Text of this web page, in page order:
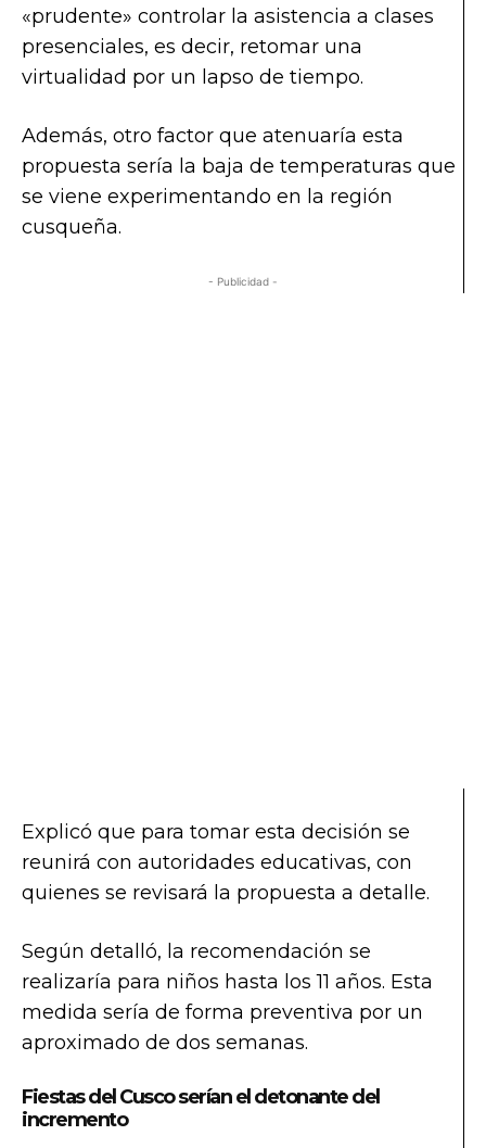
«prudente» controlar la asistencia a clases
presenciales, es decir, retomar una
virtualidad por un lapso de tiempo.
Además, otro factor que atenuaría esta
propuesta sería la baja de temperaturas que
se viene experimentando en la región
cusqueña.
- Publicidad -
Explicó que para tomar esta decisión se
reunirá con autoridades educativas, con
quienes se revisará la propuesta a detalle.
Según detalló, la recomendación se
realizaría para niños hasta los 11 años. Esta
medida sería de forma preventiva por un
aproximado de dos semanas.
Fiestas del Cusco serían el detonante del
incremento